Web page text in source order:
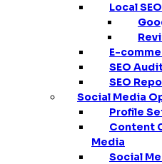
Local SEO
E-
SEO
SEO
Social Media
Profile
Content
Media
Social